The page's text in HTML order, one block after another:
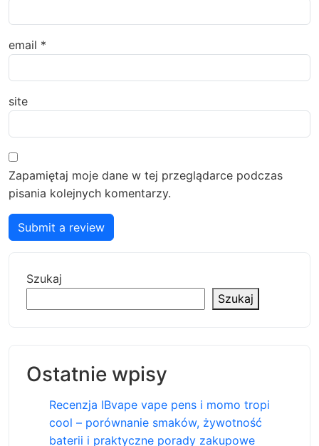
email *
site
Zapamiętaj moje dane w tej przeglądarce podczas
pisania kolejnych komentarzy.
Submit a review
Szukaj
Szukaj
Ostatnie wpisy
Recenzja IBvape vape pens i momo tropi
cool – porównanie smaków, żywotność
baterii i praktyczne porady zakupowe